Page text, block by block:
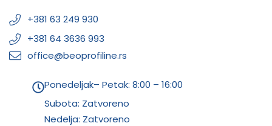
+381 63 249 930
+381 64 3636 993
office@beoprofiline.rs
Ponedeljak– Petak: 8:00 – 16:00
Subota: Zatvoreno
Nedelja: Zatvoreno